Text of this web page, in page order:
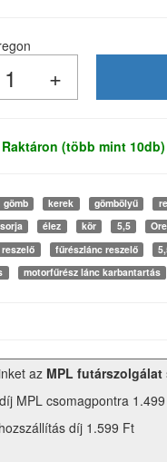
Raktáron (több mint 10db)
gömb kerek gömbölyű
sorja élez kör 5,5
fűrészlánc reszelő
motorfűrész lánc karbantartás
az MPL futárszolgálat
MPL csomagpontra
díj 1.599 Ft